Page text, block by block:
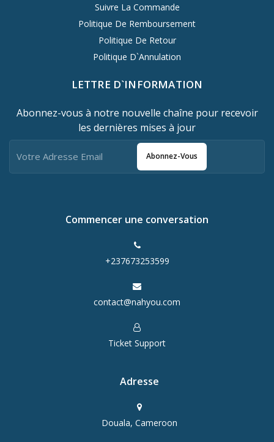
Suivre La Commande
Politique De Remboursement
Politique De Retour
Politique D`Annulation
LETTRE D`INFORMATION
Abonnez-vous à notre nouvelle chaîne pour recevoir
les dernières mises à jour
Abonnez-Vous
Commencer une conversation
+237673253599
contact@nahyou.com
Ticket Support
Adresse
Douala, Cameroon